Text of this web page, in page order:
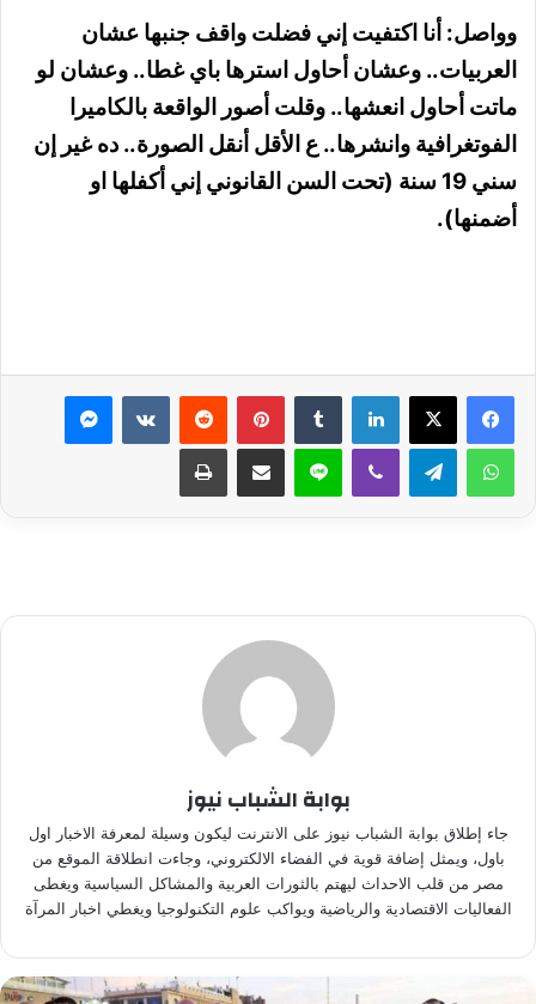
وواصل: أنا اكتفيت إني فضلت واقف جنبها عشان
العربيات.. وعشان أحاول استرها باي غطا.. وعشان لو
ماتت أحاول انعشها.. وقلت أصور الواقعة بالكاميرا
الفوتغرافية وانشرها.. ع الأقل أنقل الصورة.. ده غير إن
سني 19 سنة (تحت السن القانوني إني أكفلها او
أضمنها).
لينكدإن بينتيريست ماسنجر
واتساب تيلقرام ڤايبر لاين مشاركة عبر البريد طباعة
بوابة الشباب نيوز
جاء إطلاق بوابة الشباب نيوز على الانترنت ليكون وسيلة لمعرفة الاخبار اول
باول، ويمثل إضافة قوية في الفضاء الالكتروني، وجاءت انطلاقة الموقع من
مصر من قلب الاحداث ليهتم بالثورات العربية والمشاكل السياسية ويغطى
الفعاليات الاقتصادية والرياضية ويواكب علوم التكنولوجيا ويغطي اخبار المرآة